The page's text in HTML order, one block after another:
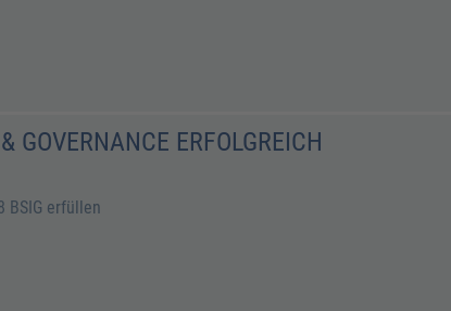
GOVERNANCE ERFOLGREICH
BSIG erfüllen